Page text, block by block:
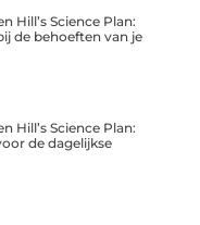
Hill’s Science Plan:
de behoeften van je
Hill’s Science Plan:
de dagelijkse